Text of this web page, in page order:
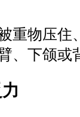
重物压住
、下颌或